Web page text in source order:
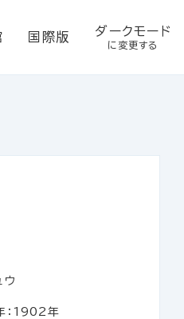
国際版 ダークモード
に変更する
ウ
：1902年